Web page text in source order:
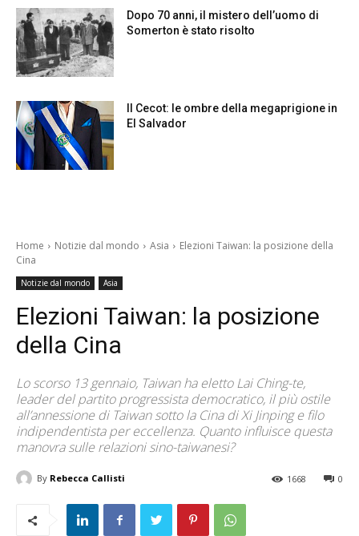
Dopo 70 anni, il mistero dell’uomo di
Somerton è stato risolto
Il Cecot: le ombre della megaprigione in
El Salvador